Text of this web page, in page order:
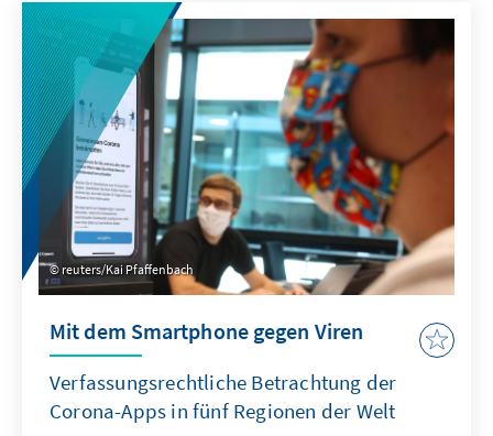
der Grundlage einer nationalen,
konfessionsübergreifenden Kampagne
politischen Druck gegenüber der Regierung
aufzubauen, eher homogen in Bildungsstand
und Herkunft blieben. Zu einer landesweiten
und inklusiven Massenmobilisierung sollte es
im Libanon erst 2019 kommen.
reuters/Kai Pfaffenbach
Mit dem Smartphone gegen Viren
Verfassungsrechtliche Betrachtung der
Corona-Apps in fünf Regionen der Welt